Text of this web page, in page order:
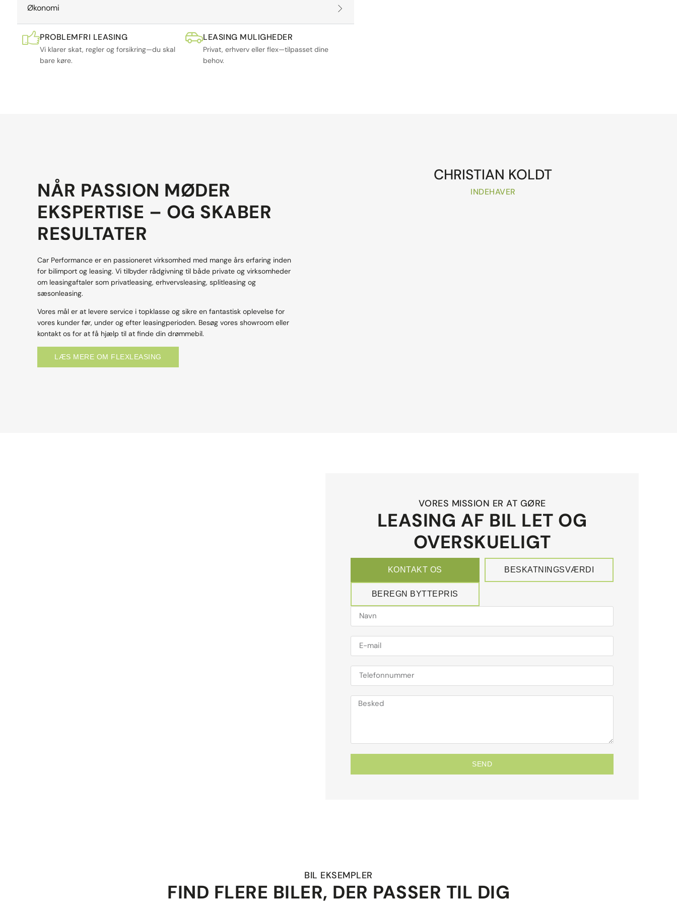
Økonomi
PROBLEMFRI LEASING
Vi klarer skat, regler og forsikring—du skal
bare køre.
LEASING MULIGHEDER
Privat, erhverv eller flex—tilpasset dine
behov.
NÅR PASSION MØDER
EKSPERTISE – OG SKABER
RESULTATER
Car Performance er en passioneret virksomhed med mange års erfaring inden
for bilimport og leasing. Vi tilbyder rådgivning til både private og virksomheder
om leasingaftaler som privatleasing, erhvervsleasing, splitleasing og
sæsonleasing.
Vores mål er at levere service i topklasse og sikre en fantastisk oplevelse for
vores kunder før, under og efter leasingperioden. Besøg vores showroom eller
kontakt os for at få hjælp til at finde din drømmebil.
LÆS MERE OM FLEXLEASING
CHRISTIAN KOLDT
INDEHAVER
VORES MISSION ER AT GØRE
LEASING AF BIL LET OG
OVERSKUELIGT
KONTAKT OS BESKATNINGSVÆRDI
BEREGN BYTTEPRIS
SEND
BIL EKSEMPLER
FIND FLERE BILER, DER PASSER TIL DIG